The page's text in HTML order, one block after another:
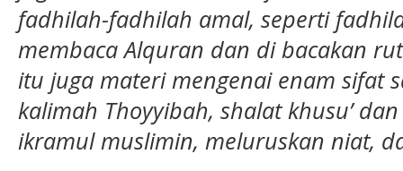
fadhilah-fadhilah amal, seperti
membaca Alquran dan di bacakan
itu juga materi mengenai enam sifat
kalimah Thoyyibah, shalat khusu’
ikramul muslimin, meluruskan niat,